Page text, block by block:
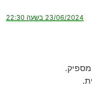
23/06/2024 בשעה 22:30
מספיק.